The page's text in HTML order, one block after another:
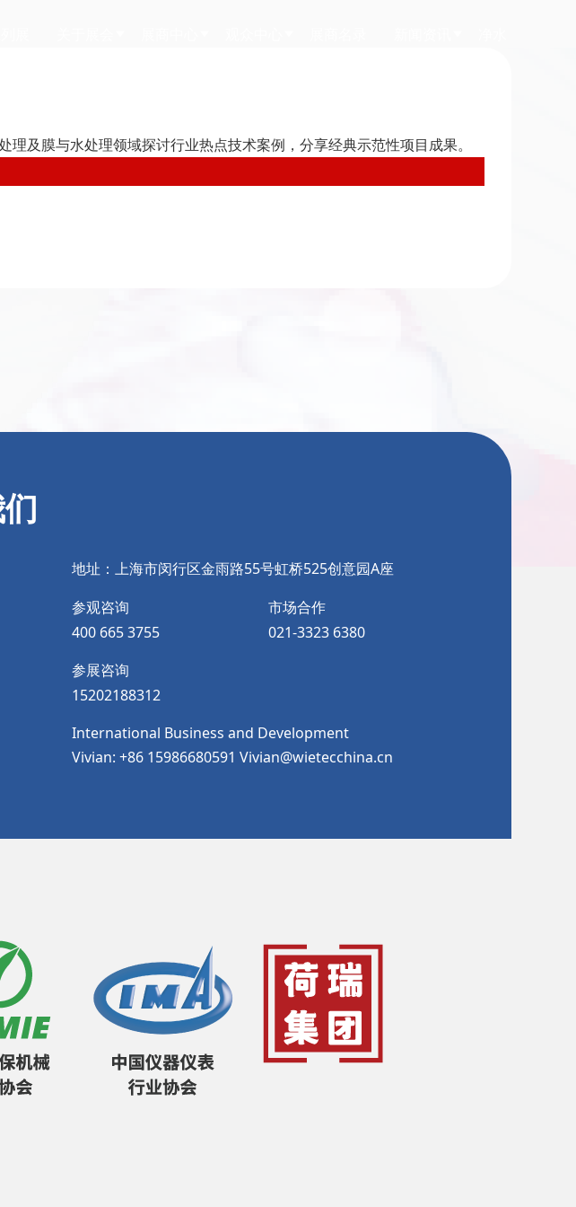
及膜与水处理领域探讨行业热点技术案例，分享经典示范性项目成果。
地址：上海市闵行区金雨路55号虹桥525创意园A座
参观咨询
400 665 3755
市场合作
021-3323 6380
参展咨询
15202188312
International Business and Development
Vivian: +86 15986680591 Vivian@wietecchina.cn